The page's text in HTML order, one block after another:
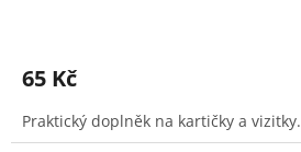
65 Kč
Praktický doplněk na kartičky a vizitky.